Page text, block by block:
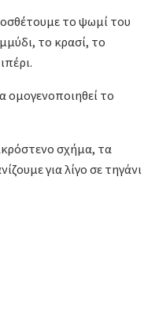
το ψωμί του
το κρασί, το
ομογενοποιηθεί το
σχήμα, τα
για λίγο σε τηγάνι